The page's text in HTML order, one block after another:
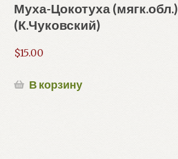
Муха-Цокотуха (мягк.обл.)
(К.Чуковский)
$15.00
В корзину